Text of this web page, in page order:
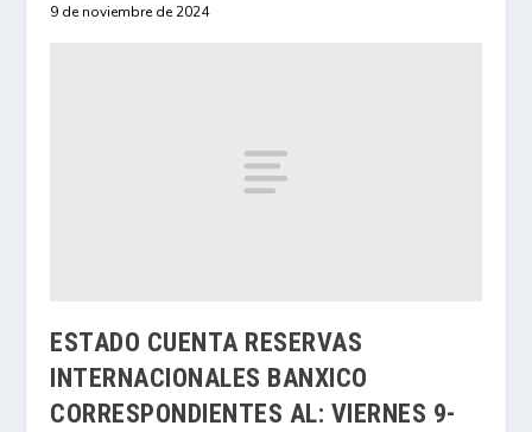
9 de noviembre de 2024
ESTADO CUENTA RESERVAS
INTERNACIONALES BANXICO
CORRESPONDIENTES AL: VIERNES 9-